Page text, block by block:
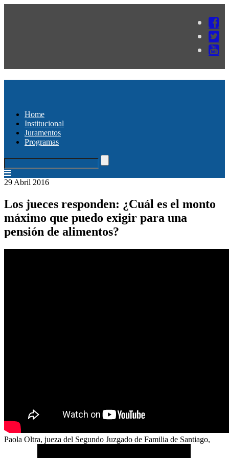
Home
Institucional
Juramentos
Programas
29 Abril 2016
Los jueces responden: ¿Cuál es el monto
máximo que puedo exigir para una
pensión de alimentos?
Paola Oltra, jueza del Segundo Juzgado de Familia de Santiago,